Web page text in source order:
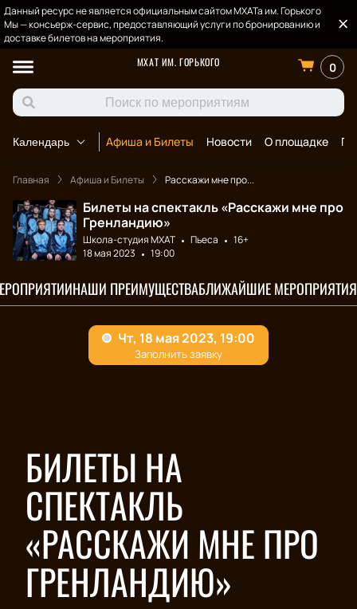
Данный ресурс не является официальным сайтом МХАТа им. Горького
Мы — консьерж-сервис, предоставляющий услуги по бронированию и
доставке билетов на мероприятия.
МХАТ ИМ. ГОРЬКОГО
0
Календарь Афиша и Билеты Новости О площадке
Главная Афиша и Билеты Расскажи мне про...
Билеты на спектакль «Расскажи мне про
Гренландию»
Школа-студия МХАТ Пьеса
16+
18 мая 2023
19:00
НАШИ ПРЕИМУЩЕСТВАБЛИЖАЙШИЕ МЕРОПРИЯТИЯ
БИЛЕТЫ НА
СПЕКТАКЛЬ
«РАССКАЖИ МНЕ ПРО
ГРЕНЛАНДИЮ»